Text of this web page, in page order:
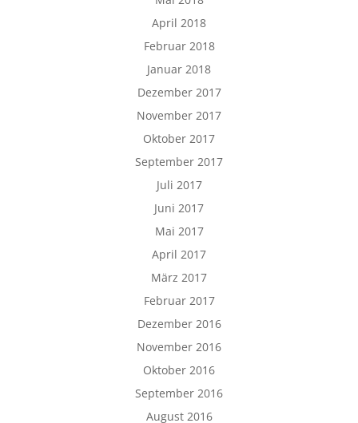
April 2018
Februar 2018
Januar 2018
Dezember 2017
November 2017
Oktober 2017
September 2017
Juli 2017
Juni 2017
Mai 2017
April 2017
März 2017
Februar 2017
Dezember 2016
November 2016
Oktober 2016
September 2016
August 2016